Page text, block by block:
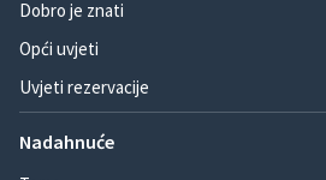
Dobro je znati
Opći uvjeti
Uvjeti rezervacije
Nadahnuće